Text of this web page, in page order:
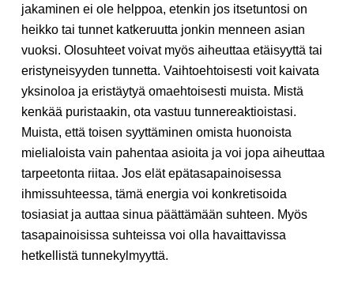
jakaminen ei ole helppoa, etenkin jos itsetuntosi on
heikko tai tunnet katkeruutta jonkin menneen asian
vuoksi. Olosuhteet voivat myös aiheuttaa etäisyyttä tai
eristyneisyyden tunnetta. Vaihtoehtoisesti voit kaivata
yksinoloa ja eristäytyä omaehtoisesti muista. Mistä
kenkää puristaakin, ota vastuu tunnereaktioistasi.
Muista, että toisen syyttäminen omista huonoista
mielialoista vain pahentaa asioita ja voi jopa aiheuttaa
tarpeetonta riitaa. Jos elät epätasapainoisessa
ihmissuhteessa, tämä energia voi konkretisoida
tosiasiat ja auttaa sinua päättämään suhteen. Myös
tasapainoisissa suhteissa voi olla havaittavissa
hetkellistä tunnekylmyyttä.